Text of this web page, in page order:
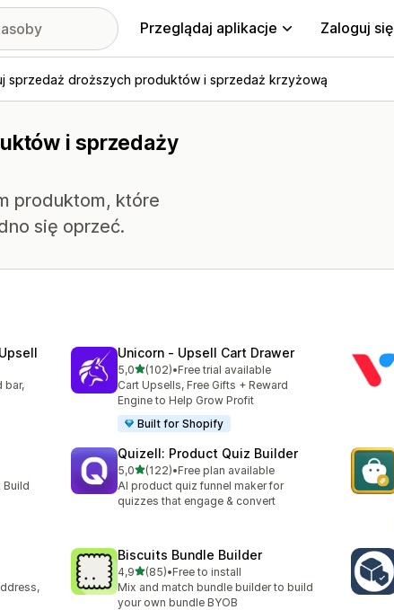
Przeglądaj aplikacje Zaloguj się
sprzedaż droższych produktów i sprzedaż krzyżową
i sprzedaży
produktom, które
się oprzeć.
bar,
Unicorn ‑ Upsell Cart Drawer
5,0na 5 gwiazdek
(102)
Łączna liczba recenzji: 102
•Free trial available
Cart Upsells, Free Gifts + Reward
Engine to Help Grow Profit
Built for Shopify
Build
Quizell: Product Quiz Builder
5,0na 5 gwiazdek
(122)
Łączna liczba recenzji: 122
•Free plan available
AI product quiz funnel maker for
quizzes that engage & convert
Biscuits Bundle Builder
4,9na 5 gwiazdek
(85)
Łączna liczba recenzji: 85
•Free to install
Mix and match bundle builder to build
your own bundle BYOB